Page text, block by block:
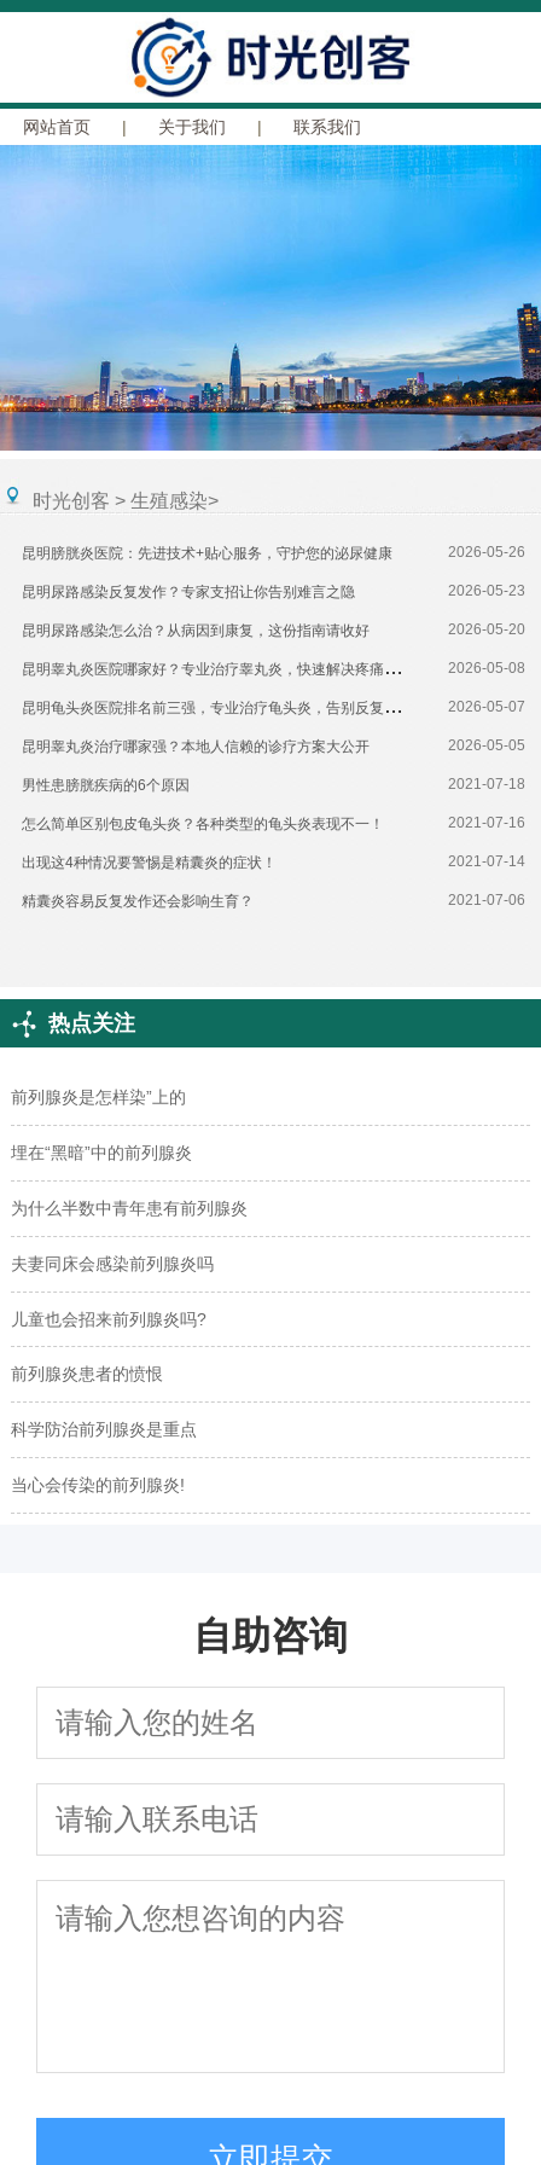
网站首页 | 关于我们 | 联系我们
时光创客 > 生殖感染>
昆明膀胱炎医院：先进技术+贴心服务，守护您的泌尿健康 2026-05-26
昆明尿路感染反复发作？专家支招让你告别难言之隐 2026-05-23
昆明尿路感染怎么治？从病因到康复，这份指南请收好 2026-05-20
昆
明睾丸炎医院哪家好？专业治疗睾丸炎，快速解决疼痛肿胀！ 2026-05-08
昆
明龟头炎医院排名前三强，专业治疗龟头炎，告别反复困扰！ 2026-05-07
昆明睾丸炎治疗哪家强？本地人信赖的诊疗方案大公开 2026-05-05
男性患膀胱疾病的6个原因 2021-07-18
怎么简单区别包皮龟头炎？各种类型的龟头炎表现不一！ 2021-07-16
出现这4种情况要警惕是精囊炎的症状！ 2021-07-14
精囊炎容易反复发作还会影响生育？ 2021-07-06
热点关注
前列腺炎是怎样染”上的
埋在“黑暗”中的前列腺炎
为什么半数中青年患有前列腺炎
夫妻同床会感染前列腺炎吗
儿童也会招来前列腺炎吗?
前列腺炎患者的愤恨
科学防治前列腺炎是重点
当心会传染的前列腺炎!
自助咨询